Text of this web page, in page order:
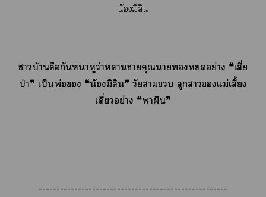
น้องมิลิน
าบ้านลือกันาหูว่าาาคุณาอย่าง ❝เสี่ย
ป่า❞ เป็นพ่อ ❝น้องมิลิน❞ วัยา ลูกาแม่เลี้ยง
เดี่ยวอย่าง ❝าฝัน❞
-----------------------------------------------------